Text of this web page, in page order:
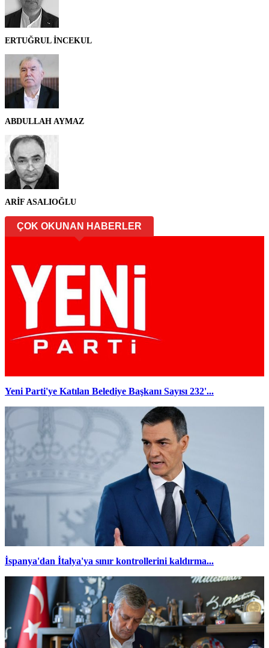
ERTUĞRUL İNCEKUL
ABDULLAH AYMAZ
ARİF ASALIOĞLU
ÇOK OKUNAN HABERLER
Yeni Parti'ye Katılan Belediye Başkanı Sayısı 232'...
İspanya'dan İtalya'ya sınır kontrollerini kaldırma...